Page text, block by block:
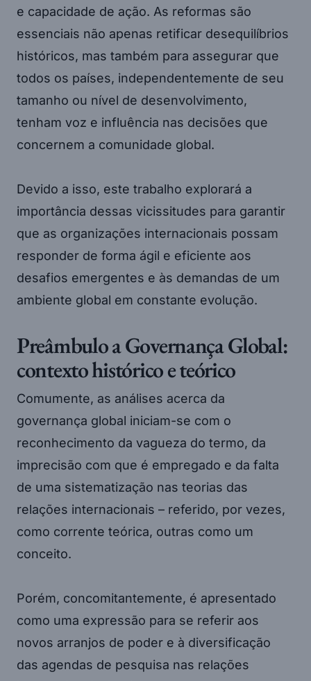
e capacidade de ação. As reformas são
essenciais não apenas retificar desequilíbrios
históricos, mas também para assegurar que
todos os países, independentemente de seu
tamanho ou nível de desenvolvimento,
tenham voz e influência nas decisões que
concernem a comunidade global.
Devido a isso, este trabalho explorará a
importância dessas vicissitudes para garantir
que as organizações internacionais possam
responder de forma ágil e eficiente aos
desafios emergentes e às demandas de um
ambiente global em constante evolução.
Preâmbulo a Governança Global:
contexto histórico e teórico
Comumente, as análises acerca da
governança global iniciam-se com o
reconhecimento da vagueza do termo, da
imprecisão com que é empregado e da falta
de uma sistematização nas teorias das
relações internacionais – referido, por vezes,
como corrente teórica, outras como um
conceito.
Porém, concomitantemente, é apresentado
como uma expressão para se referir aos
novos arranjos de poder e à diversificação
das agendas de pesquisa nas relações